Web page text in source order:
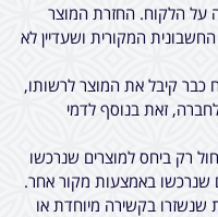
על הלקוח. החזרת המוצר
המקורית ושעדיין לא
קיבל את המוצר לרשותו,
זאת בנוסף לדמי
רק ביחס למוצרים שנרכשו
באמצעות מקור אחר.
שנשזרו בקשירה מיוחדת או